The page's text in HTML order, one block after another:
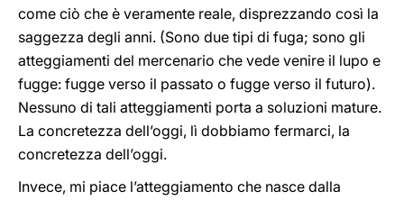
come ciò che è veramente reale, disprezzando così la
saggezza degli anni. (Sono due tipi di fuga; sono gli
atteggiamenti del mercenario che vede venire il lupo e
fugge: fugge verso il passato o fugge verso il futuro).
Nessuno di tali atteggiamenti porta a soluzioni mature.
La concretezza dell’oggi, lì dobbiamo fermarci, la
concretezza dell’oggi.
Invece, mi piace l’atteggiamento che nasce dalla